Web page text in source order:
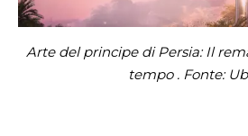
Arte del principe di Persia: Il
tempo . Fonte: